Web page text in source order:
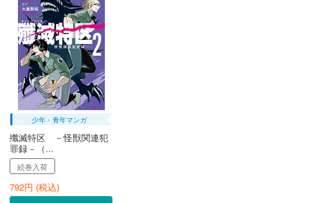
少年・青年マンガ
殲滅特区 －怪獣関連犯
罪録－（...
続巻入荷
792円 (税込)